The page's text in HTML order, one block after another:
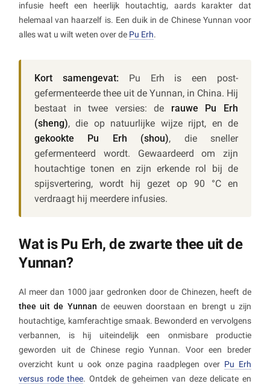
infusie heeft een heerlijk houtachtig, aards karakter dat
helemaal van haarzelf is. Een duik in de Chinese Yunnan voor
alles wat u wilt weten over de Pu Erh.
Kort samengevat: Pu Erh is een post-
gefermenteerde thee uit de Yunnan, in China. Hij
bestaat in twee versies: de rauwe Pu Erh
(sheng), die op natuurlijke wijze rijpt, en de
gekookte Pu Erh (shou), die sneller
gefermenteerd wordt. Gewaardeerd om zijn
houtachtige tonen en zijn erkende rol bij de
spijsvertering, wordt hij gezet op 90 °C en
verdraagt hij meerdere infusies.
Wat is Pu Erh, de zwarte thee uit de
Yunnan?
Al meer dan 1000 jaar gedronken door de Chinezen, heeft de
thee uit de Yunnan de eeuwen doorstaan en brengt u zijn
houtachtige, kamferachtige smaak. Bewonderd en vervolgens
verbannen, is hij uiteindelijk een onmisbare productie
geworden uit de Chinese regio Yunnan. Voor een breder
overzicht kunt u ook onze pagina raadplegen over Pu Erh
versus rode thee. Ontdek de geheimen van deze delicate en